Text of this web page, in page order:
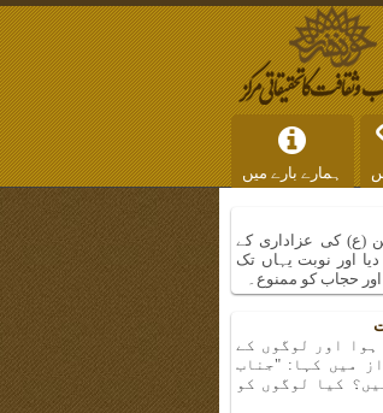
ہمارے بارے میں
(ع) کی عزاداری کے
اور نوبت یہاں تک
اور حجاب کو ممنوع۔
اور لوگوں کے
میں کہا: "جناب
کیا لوگوں کو